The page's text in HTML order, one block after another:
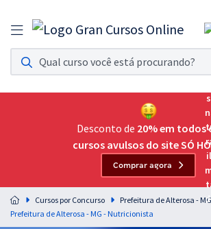
Assinatura Ilimitada 11
Acesso a todos os cursos. Teste grátis por 7 dias!
Assinatura OAB Até Passar
Acesso ilimitado a toda preparação para o Exame da
Residências Multiprofissionais
Preparação completa e intensiva para as principais
residências em saúde do Brasil
Desconto de 20% em todos
cursos avulsos do site SÓ
Comprar agora
Cursos por Concurso
Prefeitura de Alterosa - MG
Prefeitura de Alterosa - MG - Nutricionista